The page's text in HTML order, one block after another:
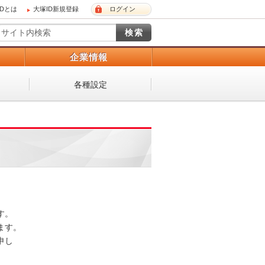
とは 大塚ID新規登録 ログイン
企業情報
各種設定
。
す。
し